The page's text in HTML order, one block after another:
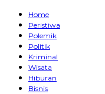
Home
Peristiwa
Polemik
Politik
Kriminal
Wisata
Hiburan
Bisnis